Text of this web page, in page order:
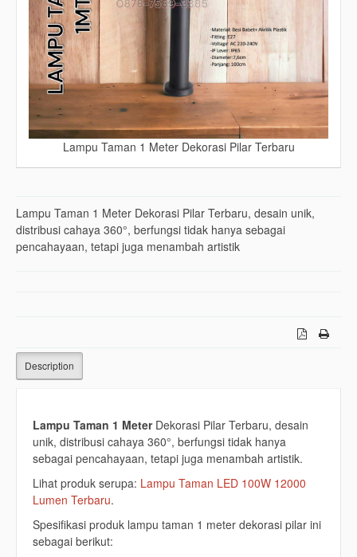
Lampu Taman 1 Meter Dekorasi Pilar Terbaru
Lampu Taman 1 Meter Dekorasi Pilar Terbaru, desain unik,
distribusi cahaya 360°, berfungsi tidak hanya sebagai
pencahayaan, tetapi juga menambah artistik
Description
Lampu Taman 1 MeterDekorasi Pilar Terbaru, desain
unik, distribusi cahaya 360°, berfungsi tidak hanya
sebagai pencahayaan, tetapi juga menambah artistik.
Lihat produk serupa: Lampu Taman LED 100W 12000
Lumen Terbaru.
Spesifikasi produk lampu taman 1 meter dekorasi pilar ini
sebagai berikut: